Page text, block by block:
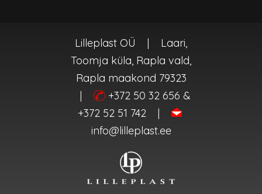
Lilleplast OÜ |
Laari,
Toomja küla, Rapla vald,
Rapla maakond 79323
|
+372 50 32 656 &
+372 52 51 742
|
info@lilleplast.ee